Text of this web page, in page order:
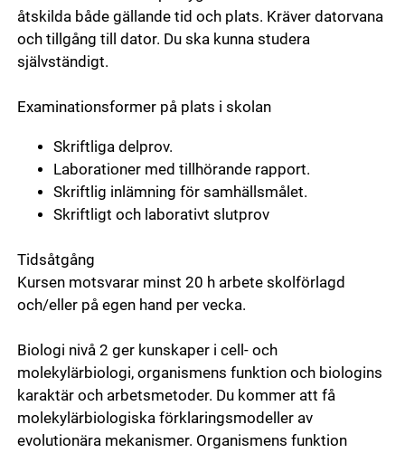
åtskilda både gällande tid och plats. Kräver datorvana
och tillgång till dator. Du ska kunna studera
självständigt.
Examinationsformer på plats i skolan
Skriftliga delprov.
Laborationer med tillhörande rapport.
Skriftlig inlämning för samhällsmålet.
Skriftligt och laborativt slutprov
Tidsåtgång
Kursen motsvarar minst 20 h arbete skolförlagd
och/eller på egen hand per vecka.
Biologi nivå 2 ger kunskaper i cell- och
molekylärbiologi, organismens funktion och biologins
karaktär och arbetsmetoder. Du kommer att få
molekylärbiologiska förklaringsmodeller av
evolutionära mekanismer. Organismens funktion